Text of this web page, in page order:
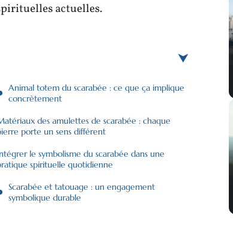
actuelles.
Animal totem du scarabée : ce que ça implique
concrètement
des amulettes de scarabée : chaque
porte un sens différent
le symbolisme du scarabée dans une
spirituelle quotidienne
Scarabée et tatouage : un engagement
symbolique durable